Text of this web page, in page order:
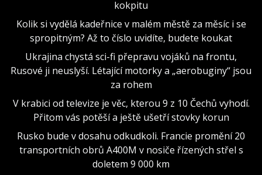
kokpitu
Kolik si vydělá kadeřnice v malém městě za měsíc i se
spropitným? Až to číslo uvidíte, budete koukat
Ukrajina chystá sci-fi přepravu vojáků na frontu,
Rusové ji neuslyší. Létající motorky a „aerobuginy“ jsou
za rohem
V krabici od televize je věc, kterou 9 z 10 Čechů vyhodí.
Přitom vás potěší a ještě ušetří stovky korun
Rusko bude v dosahu odkudkoli. Francie promění 20
transportních obrů A400M v nosiče řízených střel s
doletem 9 000 km